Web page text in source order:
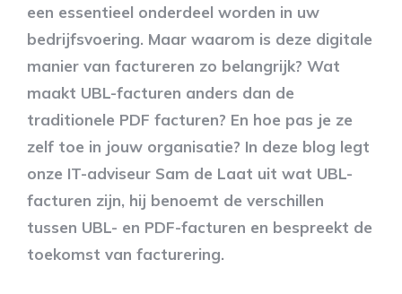
een essentieel onderdeel worden in uw
bedrijfsvoering. Maar waarom is deze digitale
manier van factureren zo belangrijk? Wat
maakt UBL-facturen anders dan de
traditionele PDF facturen? En hoe pas je ze
zelf toe in jouw organisatie? In deze blog legt
onze IT-adviseur Sam de Laat uit wat UBL-
facturen zijn, hij benoemt de verschillen
tussen UBL- en PDF-facturen en bespreekt de
toekomst van facturering.